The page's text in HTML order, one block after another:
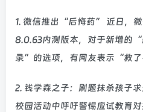
1. 微信推出“后悔药” 近日，
8.0.63内测版本，对于新增的“
录”的选项，有网友表示“救了
2. 钱学森之子：刷题抹杀孩子
校园活动中呼吁警惕应试教育